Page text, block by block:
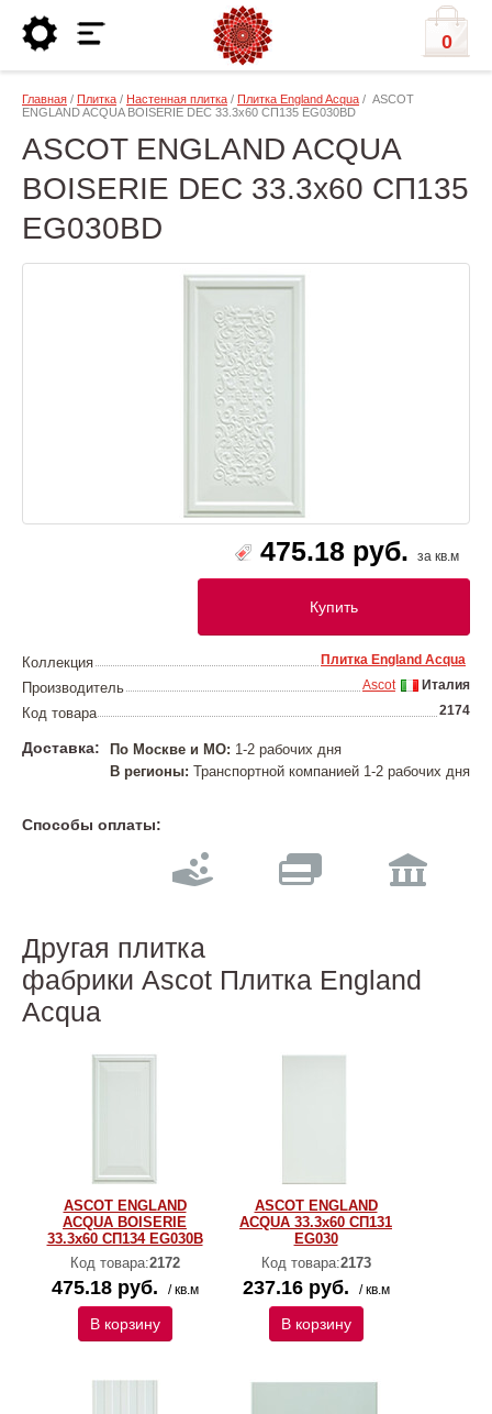
0
Главная / Плитка / Настенная плитка / Плитка England Acqua / ASCOT
ENGLAND ACQUA BOISERIE DEC 33.3x60 СП135 EG030BD
ASCOT ENGLAND ACQUA
BOISERIE DEC 33.3x60 СП135
EG030BD
475.18 руб. за кв.м
Купить
Коллекция Плитка England Acqua
Производитель Италия
Ascot
Код товара 2174
Доставка: По Москве и МО: 1-2 рабочих дня
В регионы: Транспортной компанией 1-2 рабочих дня
Способы оплаты:
Другая плитка
фабрики Ascot Плитка England
Acqua
ASCOT ENGLAND
ACQUA BOISERIE
33.3x60 СП134 EG030B
Код товара:2172
475.18 руб. / кв.м
В корзину
ASCOT ENGLAND
ACQUA 33.3x60 СП131
EG030
Код товара:2173
237.16 руб. / кв.м
В корзину